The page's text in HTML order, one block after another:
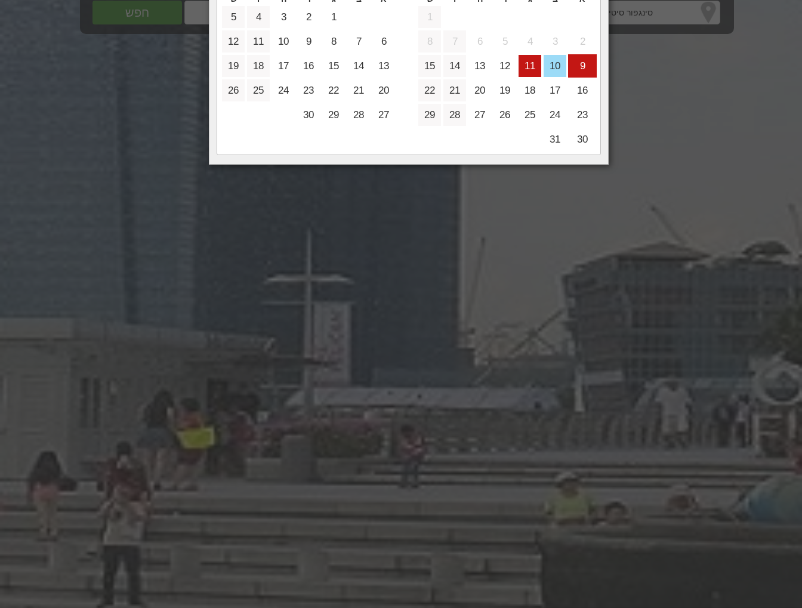
חפש 1
2
3
4
5
6
7
8
9
10
11
12
13
14
15
16
17
18
19
20
21
22
23
24
25
26
27
28
29
30
31
1
2
3
4
5
6
7
8
9
10
11
12
13
14
15
16
17
18
19
20
21
22
23
24
25
26
27
28
29
30